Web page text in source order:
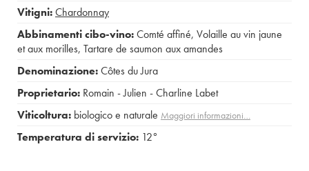
Vitigni:Chardonnay
Abbinamenti cibo-vino:Comté affiné, Volaille au vin jaune
et aux morilles, Tartare de saumon aux amandes
Denominazione:Côtes du Jura
Proprietario: Romain - Julien - Charline Labet
Viticoltura: biologico e naturale Maggiori informazioni…
Temperatura di servizio: 12°